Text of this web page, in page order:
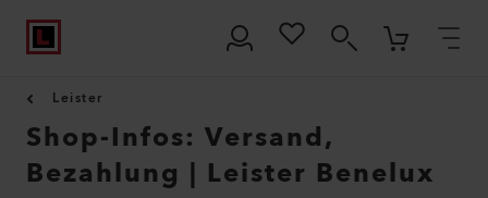
Leister
Shop-Infos: Versand,
Bezahlung | Leister Benelux